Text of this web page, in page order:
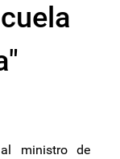
ministro de